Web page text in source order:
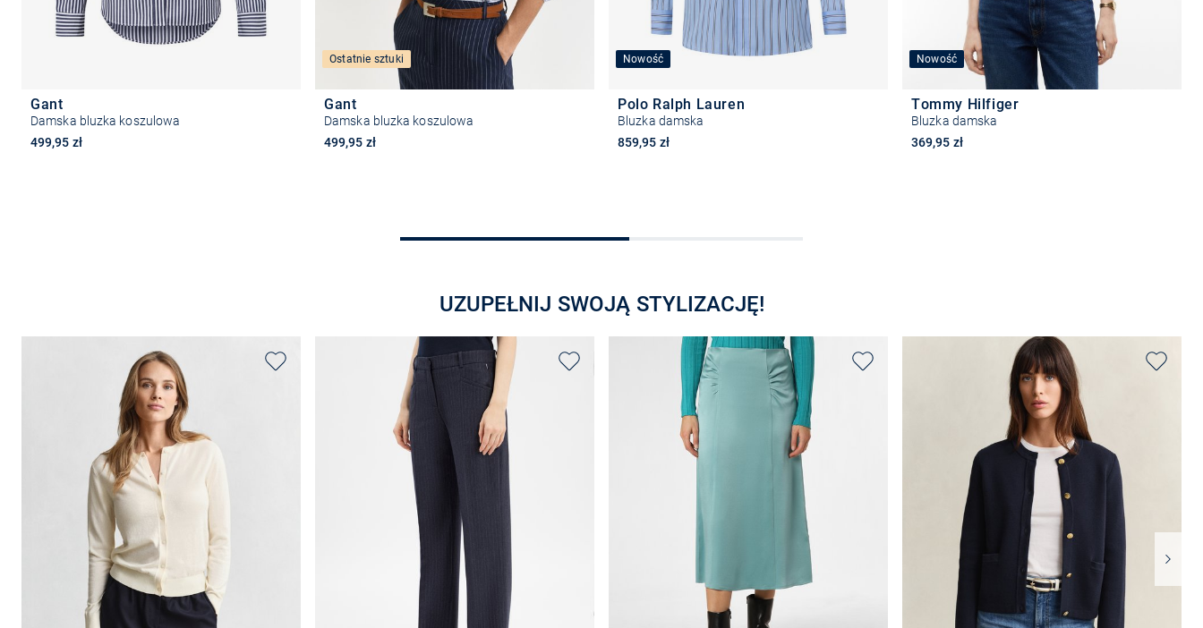
Gant
Damska bluzka koszulowa
499,95 zł
Ostatnie sztuki
Gant
Damska bluzka koszulowa
499,95 zł
Wybierz rozmiar
Nowość
Polo Ralph Lauren
Bluzka damska
859,95 zł
Nowość
Tommy Hilfiger
Bluzka damska
369,95 zł
UZUPEŁNIJ SWOJĄ STYLIZACJĘ!